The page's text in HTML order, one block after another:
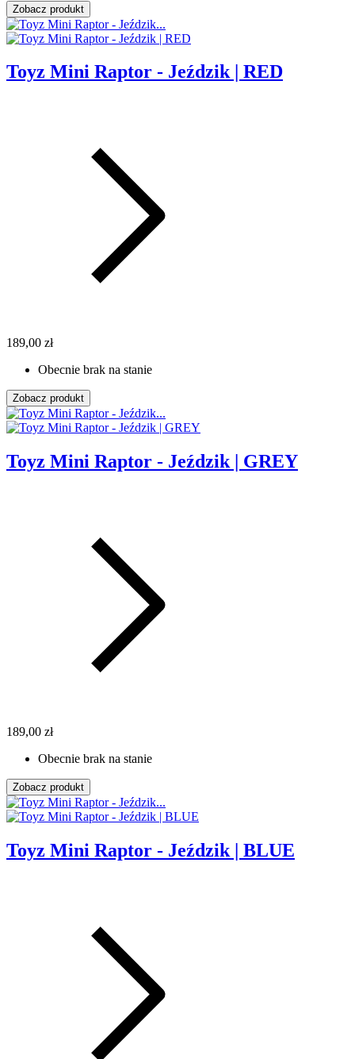
Zobacz produkt
Toyz Mini Raptor - Jeździk | RED
189,00 zł
Obecnie brak na stanie
Zobacz produkt
Toyz Mini Raptor - Jeździk | GREY
189,00 zł
Obecnie brak na stanie
Zobacz produkt
Toyz Mini Raptor - Jeździk | BLUE